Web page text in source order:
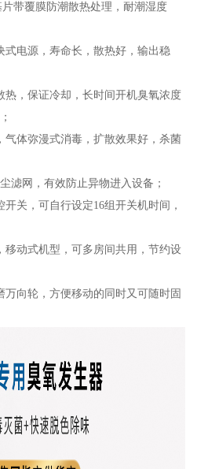
带覆膜防潮散热处理，耐潮湿度
式电源，寿命长，散热好，输出稳
热，保证冷却，长时间开机臭氧浓度
气体弥漫式消毒，扩散效果好，杀菌
滤网，有效防止异物进入设备；
开关，可自行设定16组开关机时间，
移动式机型，可多房间共用，节约设
万向轮，方便移动的同时又可随时固